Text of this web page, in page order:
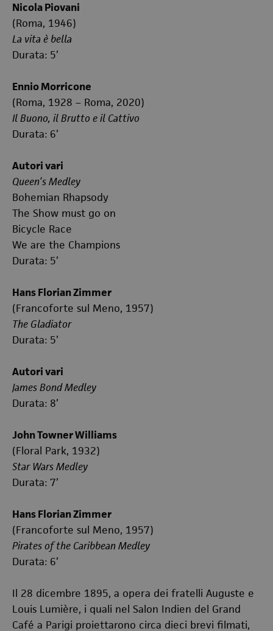
Nicola Piovani
(Roma, 1946)
La vita è bella
Durata: 5’
Ennio Morricone
(Roma, 1928 – Roma, 2020)
Il Buono, il Brutto e il Cattivo
Durata: 6’
Autori vari
Queen’s Medley
Bohemian Rhapsody
The Show must go on
Bicycle Race
We are the Champions
Durata: 5’
Hans Florian Zimmer
(Francoforte sul Meno, 1957)
The Gladiator
Durata: 5’
Autori vari
James Bond Medley
Durata: 8’
John Towner Williams
(Floral Park, 1932)
Star Wars Medley
Durata: 7’
Hans Florian Zimmer
(Francoforte sul Meno, 1957)
Pirates of the Caribbean Medley
Durata: 6’
Il 28 dicembre 1895, a opera dei fratelli Auguste e
Louis Lumière, i quali nel Salon Indien del Grand
Café a Parigi proiettarono circa dieci brevi filmati,